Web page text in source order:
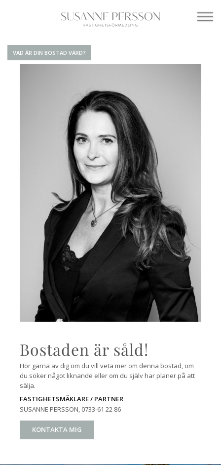
VAD ÄR DIN BOSTAD VÄRD?
Bostaden är såld!
Hör gärna av dig om du vill veta mer om denna bostad, om
du söker något liknande eller om du själv har planer på att
sälja.
FASTIGHETSMÄKLARE / PARTNER
SUSANNE PERSSON , 0733-61 22 86
KONTAKTA MIG